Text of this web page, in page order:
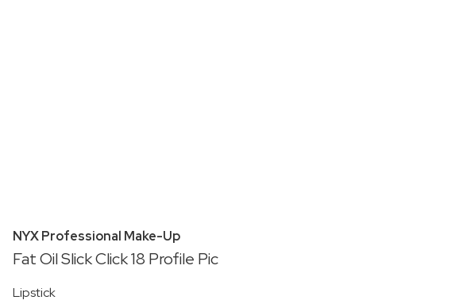
NYX Professional Make-Up
Fat Oil Slick Click 18 Profile Pic
Lipstick